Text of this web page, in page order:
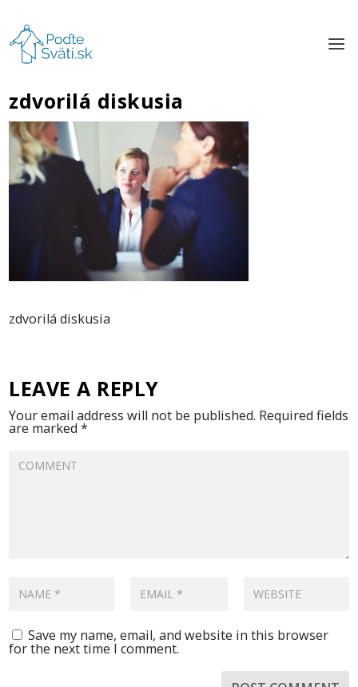
zdvorilá diskusia
zdvorilá diskusia
LEAVE A REPLY
Your email address will not be published. Required fields
are marked*
Save my name, email, and website in this browser
for the next time I comment.